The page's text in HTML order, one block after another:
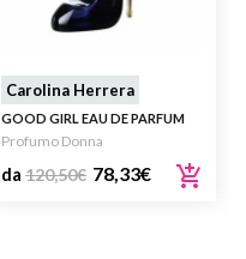
Carolina Herrera
GOOD GIRL EAU DE PARFUM
Profumo Donna
da 120,50€ 78,33€